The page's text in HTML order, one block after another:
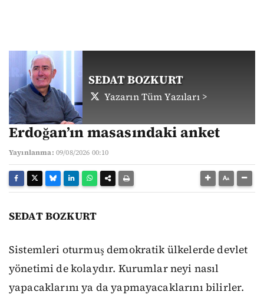
SEDAT BOZKURT
Yazarın Tüm Yazıları >
Erdoğan’ın masasındaki anket
Yayınlanma: 09/08/2026 00:10
SEDAT BOZKURT
Sistemleri oturmuş demokratik ülkelerde devlet
yönetimi de kolaydır. Kurumlar neyi nasıl
yapacaklarını ya da yapmayacaklarını bilirler.